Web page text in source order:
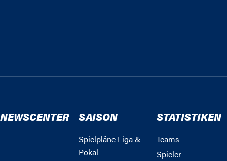
NEWSCENTER SAISON
Spielpläne Liga &
Pokal
STATISTIKEN
Teams
Spieler